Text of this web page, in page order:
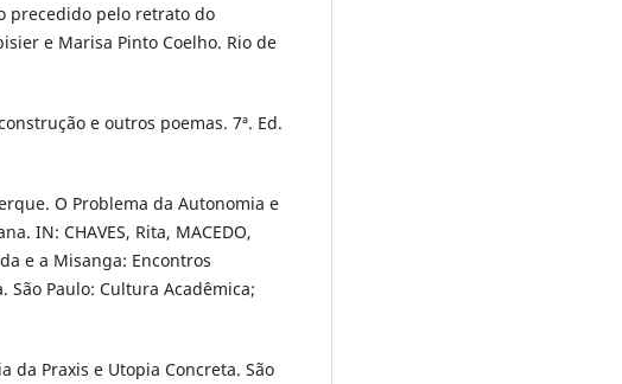
precedido pelo retrato do
e Marisa Pinto Coelho. Rio de
e outros poemas. 7ª. Ed.
O Problema da Autonomia e
IN: CHAVES, Rita, MACEDO,
e a Misanga: Encontros
Paulo: Cultura Acadêmica;
da Praxis e Utopia Concreta. São